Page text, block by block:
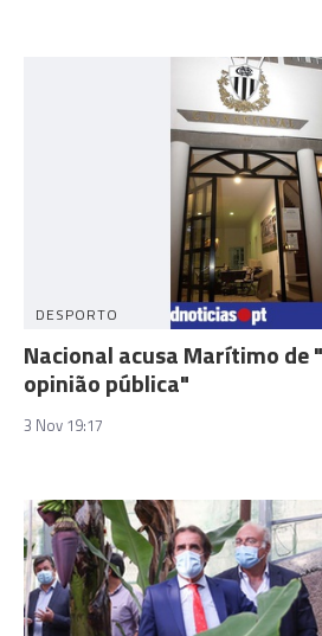
DESPORTO
Nacional acusa Marítimo de
opinião pública"
3 Nov 19:17